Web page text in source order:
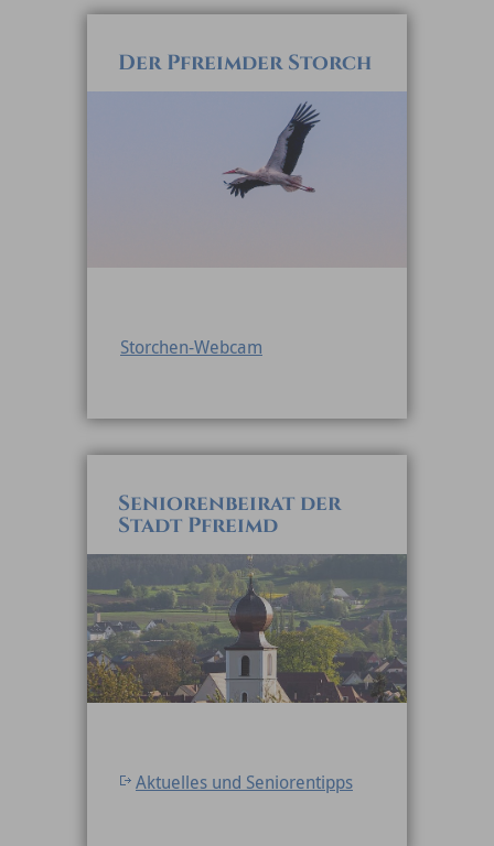
Der Pfreimder Storch
Storchen-Webcam
Seniorenbeirat der
Stadt Pfreimd
Aktuelles und Seniorentipps